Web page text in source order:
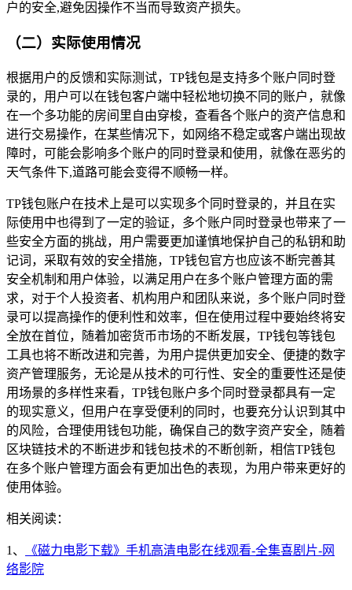
户的安全,避免因操作不当而导致资产损失。
（二）实际使用情况
根据用户的反馈和实际测试，TP钱包是支持多个账户同时登
录的，用户可以在钱包客户端中轻松地切换不同的账户，就像
在一个多功能的房间里自由穿梭，查看各个账户的资产信息和
进行交易操作，在某些情况下，如网络不稳定或客户端出现故
障时，可能会影响多个账户的同时登录和使用，就像在恶劣的
天气条件下,道路可能会变得不顺畅一样。
TP钱包账户在技术上是可以实现多个同时登录的，并且在实
际使用中也得到了一定的验证，多个账户同时登录也带来了一
些安全方面的挑战，用户需要更加谨慎地保护自己的私钥和助
记词，采取有效的安全措施，TP钱包官方也应该不断完善其
安全机制和用户体验，以满足用户在多个账户管理方面的需
求，对于个人投资者、机构用户和团队来说，多个账户同时登
录可以提高操作的便利性和效率，但在使用过程中要始终将安
全放在首位，随着加密货币市场的不断发展，TP钱包等钱包
工具也将不断改进和完善，为用户提供更加安全、便捷的数字
资产管理服务，无论是从技术的可行性、安全的重要性还是使
用场景的多样性来看，TP钱包账户多个同时登录都具有一定
的现实意义，但用户在享受便利的同时，也要充分认识到其中
的风险，合理使用钱包功能，确保自己的数字资产安全，随着
区块链技术的不断进步和钱包技术的不断创新，相信TP钱包
在多个账户管理方面会有更加出色的表现，为用户带来更好的
使用体验。
相关阅读：
1、
《磁力电影下载》手机高清电影在线观看-全集喜剧片-网
络影院